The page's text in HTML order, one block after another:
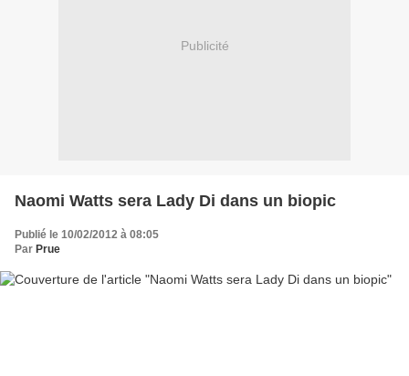
Publicité
Naomi Watts sera Lady Di dans un biopic
Publié le 10/02/2012 à 08:05
Par Prue